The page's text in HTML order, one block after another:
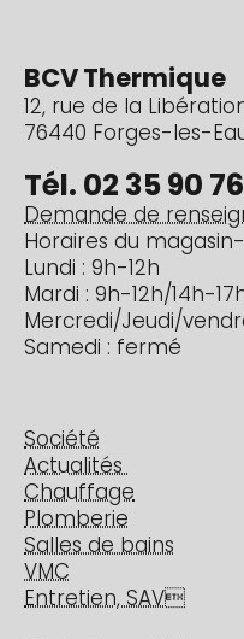
BCV Thermique
12, rue de la
76440 Forges-les-
Tél. 02 35 90
Demande de
Horaires du
Lundi : 9h-12h
Mardi : 9h-12h/14h-
Mercredi/Jeudi/
Samedi : fermé
Société
Actualités
Chauffage
Plomberie
Salles de bains
VMC
Entretien, SAV